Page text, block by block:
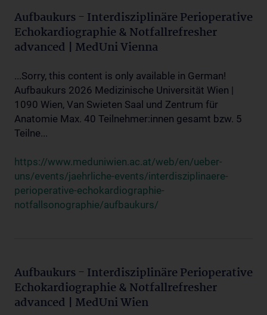
Aufbaukurs - Interdisziplinäre Perioperative
Echokardiographie & Notfallrefresher
advanced | MedUni Vienna
...Sorry, this content is only available in German!
Aufbaukurs 2026 Medizinische Universität Wien |
1090 Wien, Van Swieten Saal und Zentrum für
Anatomie Max. 40 Teilnehmer:innen gesamt bzw. 5
Teilne...
https://www.meduniwien.ac.at/web/en/ueber-
uns/events/jaehrliche-events/interdisziplinaere-
perioperative-echokardiographie-
notfallsonographie/aufbaukurs/
Aufbaukurs - Interdisziplinäre Perioperative
Echokardiographie & Notfallrefresher
advanced | MedUni Wien